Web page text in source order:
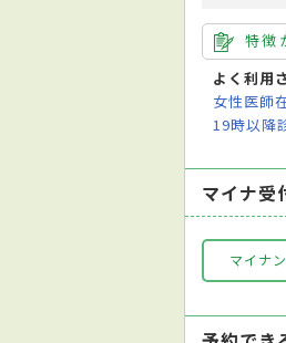
特徴
よく利用
女性医師
19時以降
マイナ受
マイナ